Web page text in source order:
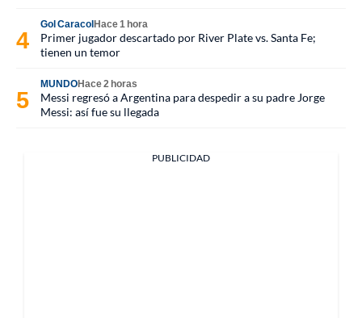
Gol CaracolHace 1 hora
Primer jugador descartado por River Plate vs. Santa Fe;
tienen un temor
MUNDOHace 2 horas
Messi regresó a Argentina para despedir a su padre Jorge
Messi: así fue su llegada
PUBLICIDAD